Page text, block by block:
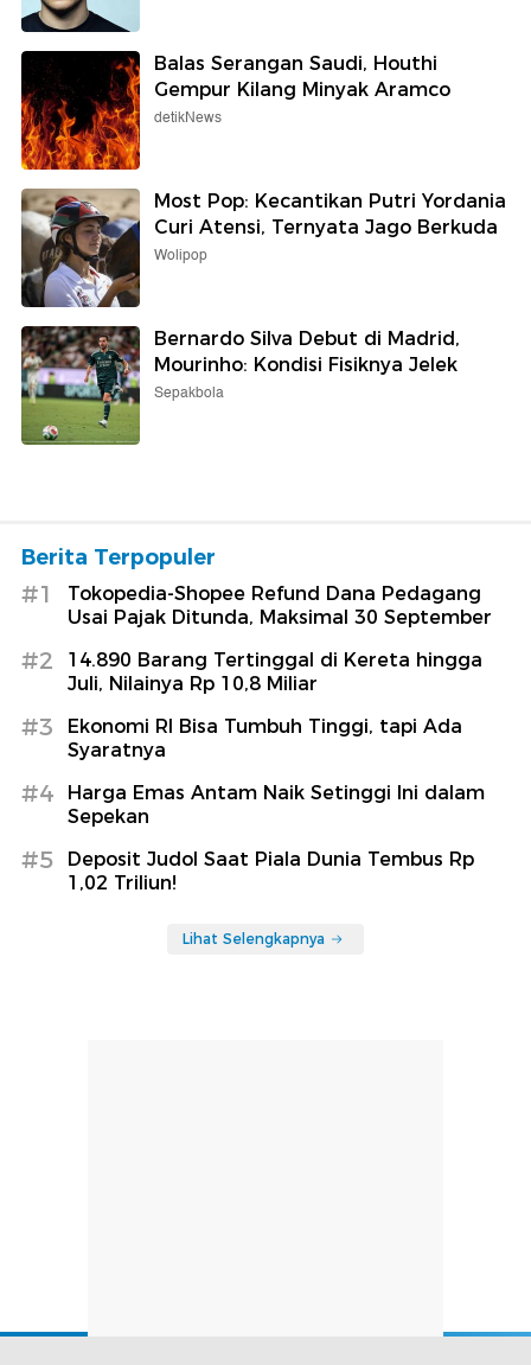
Balas Serangan Saudi, Houthi
Gempur Kilang Minyak Aramco
detikNews
Most Pop: Kecantikan Putri Yordania
Curi Atensi, Ternyata Jago Berkuda
Wolipop
Bernardo Silva Debut di Madrid,
Mourinho: Kondisi Fisiknya Jelek
Sepakbola
Berita Terpopuler
#1
Tokopedia-Shopee Refund Dana Pedagang
Usai Pajak Ditunda, Maksimal 30 September
#2
14.890 Barang Tertinggal di Kereta hingga
Juli, Nilainya Rp 10,8 Miliar
#3
Ekonomi RI Bisa Tumbuh Tinggi, tapi Ada
Syaratnya
#4
Harga Emas Antam Naik Setinggi Ini dalam
Sepekan
#5
Deposit Judol Saat Piala Dunia Tembus Rp
1,02 Triliun!
Lihat Selengkapnya